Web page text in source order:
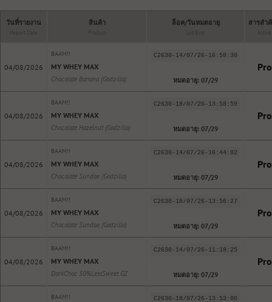
วันที่รายงาน สินค้า ล็อค/วันหมดอายุ สารสำ
04/08/2026
BAAM!!
MY WHEY MAX
Chocolate Banana (Godzilla)
C2630-14/07/26-16:58:38
หมดอายุ: 07/29
04/08/2026
BAAM!!
MY WHEY MAX
Chocolate Hazelnut (Godzilla)
C2630-18/07/26-13:58:59
หมดอายุ: 07/29
04/08/2026
BAAM!!
MY WHEY MAX
Chocolate Sundae (Godzilla)
C2630-14/07/26-16:44:02
หมดอายุ: 07/29
04/08/2026
BAAM!!
MY WHEY MAX
Chocolate Sundae (Godzilla)
C2630-18/07/26-13:56:27
หมดอายุ: 07/29
04/08/2026
BAAM!!
MY WHEY MAX
DarkChoc 50%LessSweet GZ
C2630-14/07/26-11:18:25
หมดอายุ: 07/29
BAAM!! C2630-18/07/26-13:53:00